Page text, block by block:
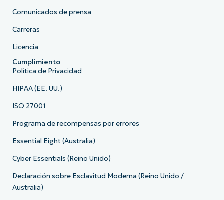
Comunicados de prensa
Carreras
Licencia
Cumplimiento
Política de Privacidad
HIPAA (EE. UU.)
ISO 27001
Programa de recompensas por errores
Essential Eight (Australia)
Cyber Essentials (Reino Unido)
Declaración sobre Esclavitud Moderna (Reino Unido /
Australia)